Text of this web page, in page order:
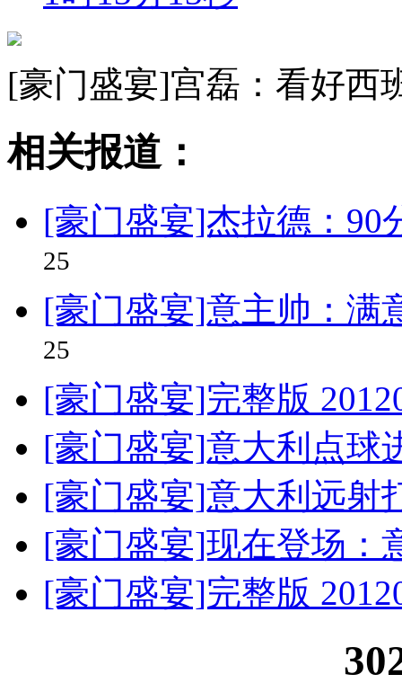
[豪门盛宴]宫磊：看好西
相关报道：
[豪门盛宴]杰拉德：90
25
[豪门盛宴]意主帅：满
25
[豪门盛宴]完整版
[豪门盛宴]意大利点球
[豪门盛宴]意大利远射
[豪门盛宴]现在登场：
[豪门盛宴]完整版